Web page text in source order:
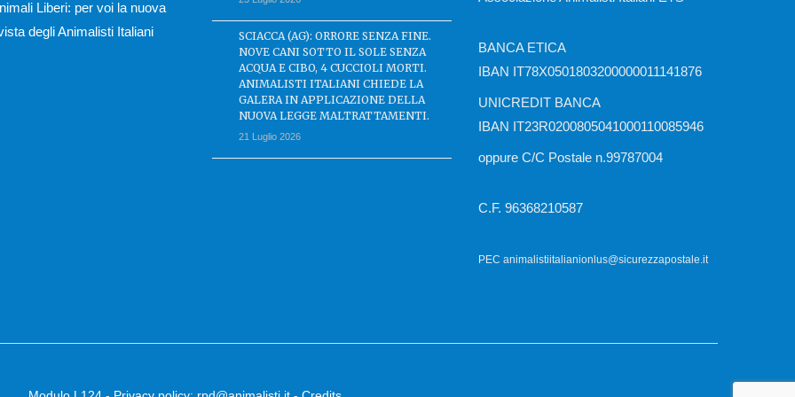
Liberi: per voi la nuova
degli Animalisti Italiani
SCIACCA (AG): ORRORE SENZA FINE.
NOVE CANI SOTTO IL SOLE SENZA
ACQUA E CIBO, 4 CUCCIOLI MORTI.
ANIMALISTI ITALIANI CHIEDE LA
GALERA IN APPLICAZIONE DELLA
NUOVA LEGGE MALTRATTAMENTI.
21 Luglio 2026
BANCA ETICA
IBAN IT78X0501803200000011141876
UNICREDIT BANCA
IBAN IT23R0200805041000110085946
oppure C/C Postale n.99787004
C.F. 96368210587
PEC animalistiitalianionlus@sicurezzapostale.it